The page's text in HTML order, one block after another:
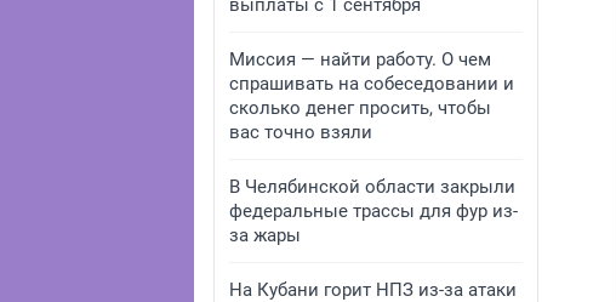
выплаты с 1 сентября
Миссия — найти работу. О чем
спрашивать на собеседовании и
сколько денег просить, чтобы
вас точно взяли
В Челябинской области закрыли
федеральные трассы для фур из-
за жары
На Кубани горит НПЗ из-за атаки